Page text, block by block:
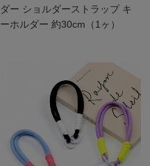
ダー ショルダーストラップ キ
ーホルダー 約30cm（1ヶ）